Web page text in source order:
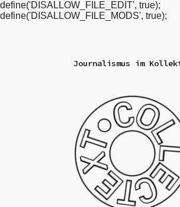
define('DISALLOW_FILE_EDIT', true);
define('DISALLOW_FILE_MODS', true);
Journalismus im